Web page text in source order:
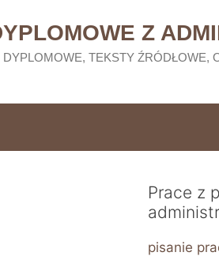
Z
TEKSTY ŹRÓDŁOWE,
Prace z
pisanie